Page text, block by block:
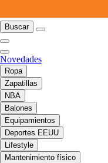
Buscar
Novedades
Ropa
Zapatillas
NBA
Balones
Equipamientos
Deportes EEUU
Lifestyle
Mantenimiento físico